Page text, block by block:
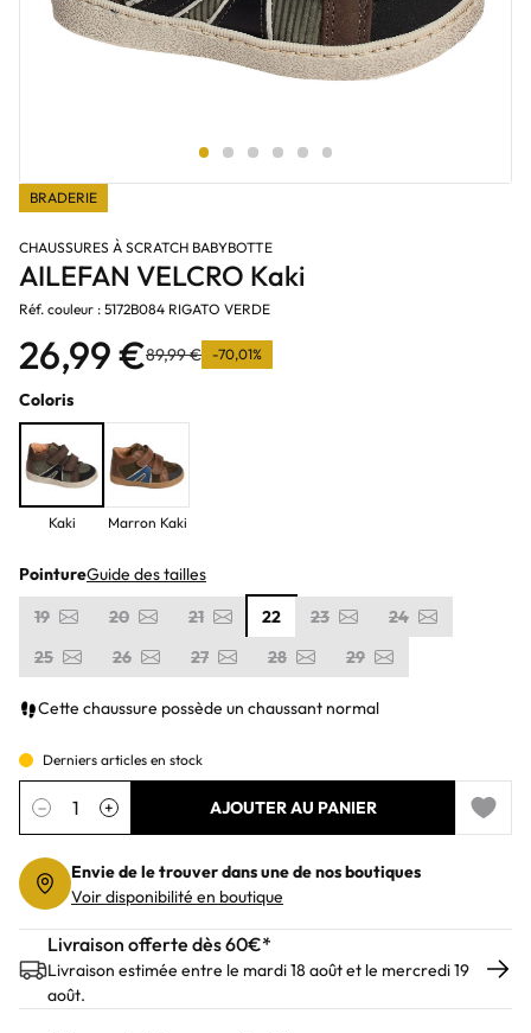
BRADERIE
CHAUSSURES À SCRATCH BABYBOTTE
AILEFAN VELCRO Kaki
Réf. couleur : 5172B084 RIGATO VERDE
26,99 €89,99 € -70,01%
Coloris
Kaki Marron Kaki
PointureGuide des tailles
19
20 21 22 23
24
25
26 27 28 29
Cette chaussure possède un chaussant normal
Derniers articles en stock
Quantité
− + AJOUTER AU PANIER
Add to
Envie de le trouver dans une de nos boutiques
Voir disponibilité en boutique
Livraison offerte dès 60€*
Livraison estimée entre le mardi 18 août et le mercredi 19
août.